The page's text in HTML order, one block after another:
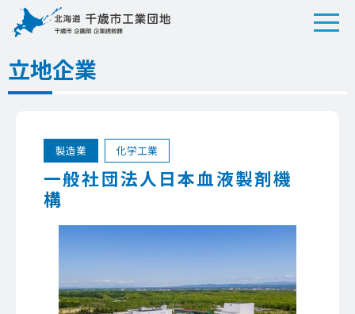
立地企業
製造業 化学工業
一般社団法人日本血液製剤機
構